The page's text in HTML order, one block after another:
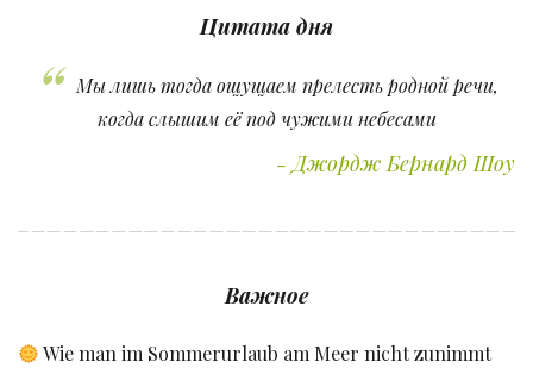
Цитата дня
Мы лишь тогда ощущаем прелесть родной речи,
когда слышим её под чужими небесами
Джордж Бернард Шоу
Важное
Wie man im Sommerurlaub am Meer nicht zunimmt